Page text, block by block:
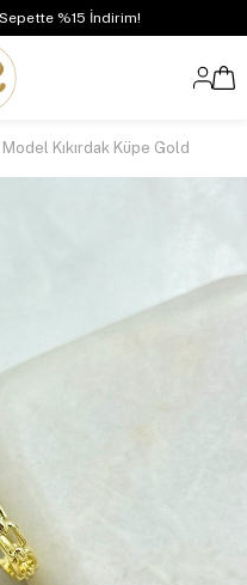
%15 İndirim!
Kıkırdak Küpe Gold